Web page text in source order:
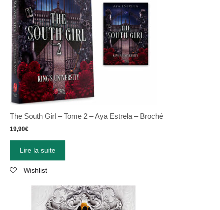
The South Girl – Tome 2 – Aya Estrela – Broché
19,90€
Lire la suite
Wishlist